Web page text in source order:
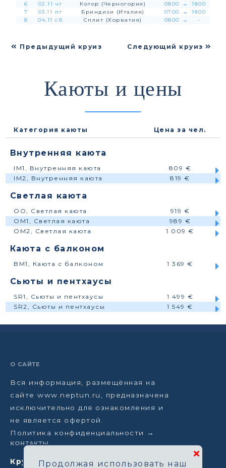
6
02.11 чт Котор (Черногория) 0800 →
1800
7
03.11 пт Бриндизи (Италия) 0700 →
1800
8
04.11 сб Сплит (Хорватия) 0800 → -
Предыдущий круиз Следующий круиз
Каюты и цены
Категория каюты Цена за чел.
Внутренняя каюта
IM1, Внутренняя каюта
809 €
IM2, Внутренняя каюта
819 €
Светлая каюта
OO, Светлая каюта
919 €
OM1, Светлая каюта
989 €
OM2, Светлая каюта
1 009 €
Каюта с балконом
BM1, Каюта с балконом 1 369 €
Сьюты и пентхаусы
SR1, Сьюты и пентхаусы
1 499 €
SR2, Сьюты и пентхаусы
1 549 €
О САЙТЕ
Вся информация, размещённая на
сайте www.neptun.ru, предназначена
исключительно для ознакомления и
не является офертой.
Политика конфиденциальности →
КОНТАКТЫ
Круизная компания Нептун
Продолжая использовать наш